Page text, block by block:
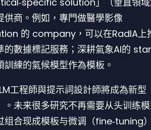
供商。例如，專門做醫學影像
的 company，可以在RadIA上
的數據標記服務；深耕氣象AI的
訓練的氣候模型作為模板。
工程師與提示詞設計師將成為新型
。未来很多研究不再需要从头训练
组合现成模板与微调（fine‑tuning